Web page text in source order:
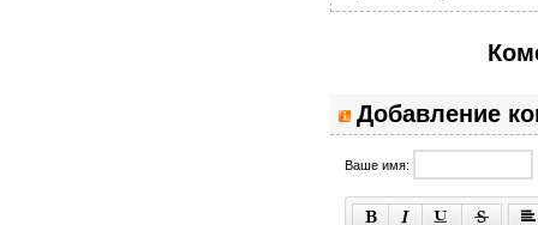
Добавление
Ваше имя: